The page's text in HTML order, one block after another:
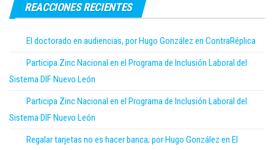
REACCIONES RECIENTES
El doctorado en audiencias, por Hugo González en ContraRéplica
Participa Zinc Nacional en el Programa de Inclusión Laboral del
Sistema DIF Nuevo León
Participa Zinc Nacional en el Programa de Inclusión Laboral del
Sistema DIF Nuevo León
Regalar tarjetas no es hacer banca; por Hugo González en El